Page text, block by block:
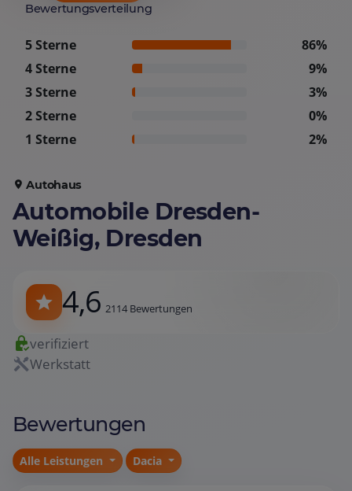
Bewertungsverteilung
5 Sterne
86%
4 Sterne
9%
3 Sterne
3%
2 Sterne
0%
1 Sterne
2%
Autohaus
Automobile Dresden-
Weißig, Dresden
4,6 2114 Bewertungen
verifiziert
Werkstatt
Bewertungen
Alle Leistungen Dacia